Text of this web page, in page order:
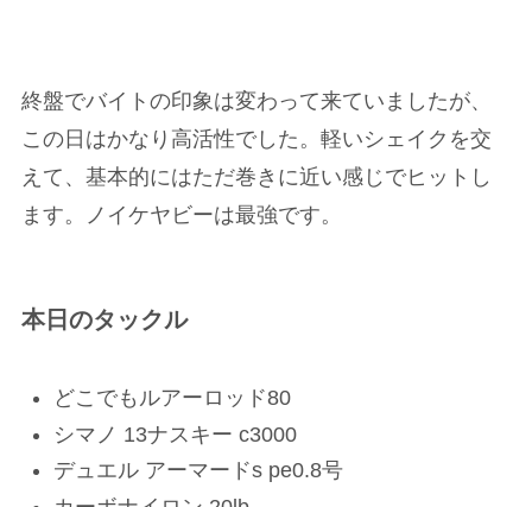
終盤でバイトの印象は変わって来ていましたが、
この日はかなり高活性でした。軽いシェイクを交
えて、基本的にはただ巻きに近い感じでヒットし
ます。ノイケヤビーは最強です。
本日のタックル
どこでもルアーロッド80
シマノ 13ナスキー c3000
デュエル アーマードs pe0.8号